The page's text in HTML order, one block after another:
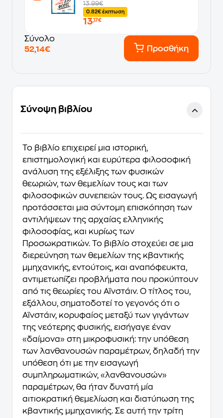
13.99€
0.82€ έκπτωση
13,17€
Σύνολο
52,14€
Προσθήκη
Σύνοψη βιβλίου
Το βιβλίο επιχειρεί µια ιστορική,
επιστημολογική και ευρύτερα φιλοσοφική
ανάλυση της εξέλιξης των φυσικών
θεωριών, των θεμελίων τους και των
φιλοσοφικών συνεπειών τους. Ως εισαγωγή
προτάσσεται µια σύντομη επισκόπηση των
αντιλήψεων της αρχαίας ελληνικής
φιλοσοφίας, και κυρίως των
Προσωκρατικών. Το βιβλίο στοχεύει σε µια
διερεύνηση των θεμελίων της κβαντικής
µμηχανικής, εντούτοις, και αναπόφευκτα,
αντιμετωπίζει προβλήματα που προκύπτουν
από τις θεωρίες του Αϊνστάιν. Ο τίτλος του,
εξάλλου, σηματοδοτεί το γεγονός ότι ο
Αϊνστάιν, κορυφαίος μεταξύ των γιγάντων
της νεότερης φυσικής, εισήγαγε έναν
«δαίμονα» στη µικροφυσική: την υπόθεση
των λανθανουσών παραμέτρων, δηλαδή την
υπόθεση ότι µε την εισαγωγή
συμπληρωματικών, «λανθανουσών»
παραμέτρων, θα ήταν δυνατή µία
αιτιοκρατική θεμελίωση και διατύπωση της
κβαντικής µμηχανικής. Σε αυτή την τρίτη